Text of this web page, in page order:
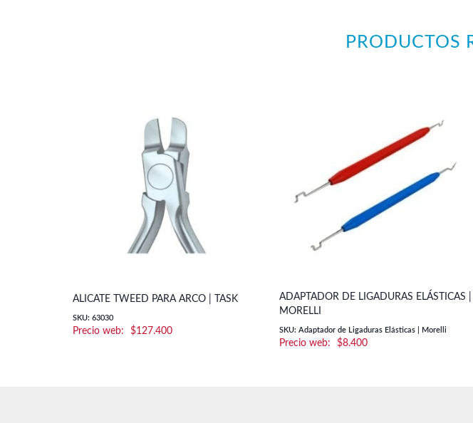
PRODUCTOS
ALICATE TWEED PARA ARCO | TASK
SKU: 63030
$127.400
ADAPTADOR DE LIGADURAS ELÁSTICAS |
MORELLI
SKU: Adaptador de Ligaduras Elásticas | Morelli
$8.400